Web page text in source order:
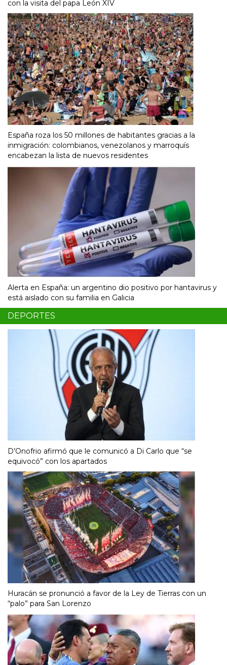
con la visita del papa León XIV
España roza los 50 millones de habitantes gracias a la
inmigración: colombianos, venezolanos y marroquís
encabezan la lista de nuevos residentes
Alerta en España: un argentino dio positivo por hantavirus y
está aislado con su familia en Galicia
DEPORTES
D’Onofrio afirmó que le comunicó a Di Carlo que “se
equivocó” con los apartados
Huracán se pronunció a favor de la Ley de Tierras con un
“palo” para San Lorenzo